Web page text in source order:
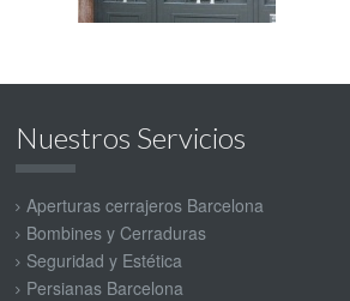
Nuestros Servicios
Aperturas cerrajeros Barcelona
Bombines y Cerraduras
Seguridad y Estética
Persianas Barcelona